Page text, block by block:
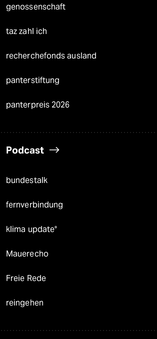
genossenschaft
taz zahl ich
recherchefonds ausland
panterstiftung
panterpreis 2026
Podcast
bundestalk
fernverbindung
klima update°
Mauerecho
Freie Rede
reingehen